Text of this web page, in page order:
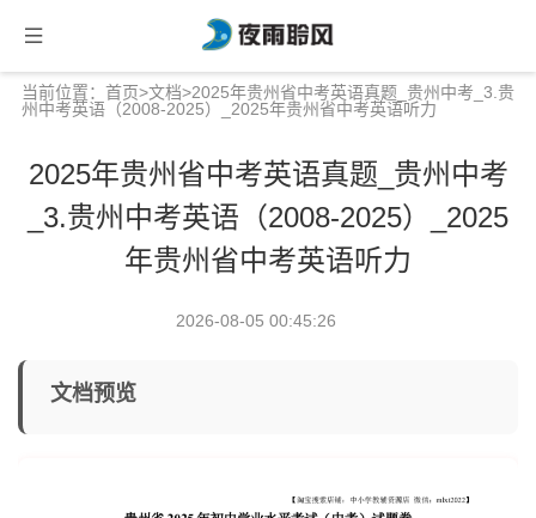
当前位置： 首页>文档>2025年贵州省中考英语真题_贵州中考_3.贵
州中考英语（2008-2025）_2025年贵州省中考英语听力
2025年贵州省中考英语真题_贵州中考
_3.贵州中考英语（2008-2025）_2025
年贵州省中考英语听力
2026-08-05 00:45:26
文档预览